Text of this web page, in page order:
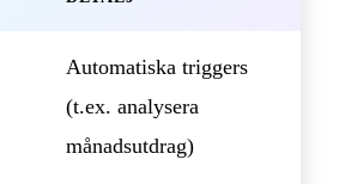
Automatiska triggers
(t.ex. analysera
månadsutdrag)